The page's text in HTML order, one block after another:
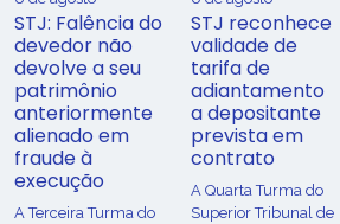
STJ: Falência do
devedor não
devolve a seu
patrimônio
anteriormente
alienado em
fraude à
execução
A Terceira Turma do
STJ reconhece
validade de
tarifa de
adiantamento
a depositante
prevista em
contrato
A Quarta Turma do
Superior Tribunal de